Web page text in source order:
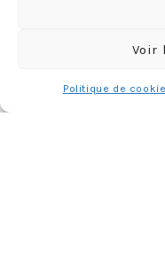
Voir
Politique de